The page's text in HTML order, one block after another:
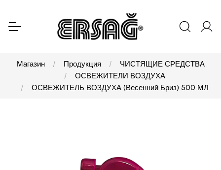
Магазин Продукция
ЧИСТЯЩИЕ СРЕДСТВА
ОСВЕЖИТЕЛИ ВОЗДУХА
ОСВЕЖИТЕЛЬ ВОЗДУХА (Весенний Бриз) 500 МЛ